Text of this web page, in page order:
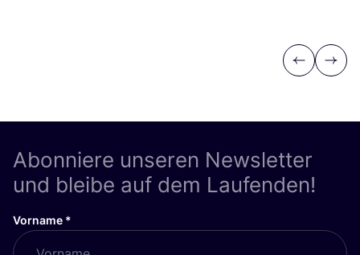
Previous
Next
Abonniere unseren Newsletter
und bleibe auf dem Laufenden!
Vorname *